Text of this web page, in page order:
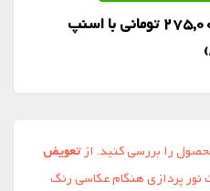
4 قسط ماهانه 275,000 تومانی با اسنپ
را بررسی کنید. ازتعویض
نور پردازی هنگام عکاسی رنگ